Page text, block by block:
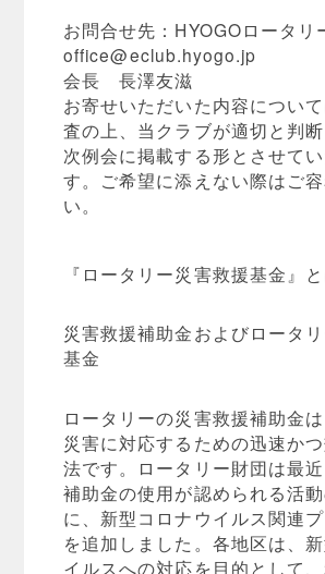
お問合せ先：HYOGOロータリ
office@eclub.hyogo.jp
会長 長澤友滋
お寄せいただいた内容につい
査の上、当クラブが適切と判断
次例会に掲載する形とさせて
す。ご希望に添えない際はご
い。
『ロータリー災害救援基金』
災害救援補助金およびロータ
基金
ロータリーの災害救援補助金
災害に対応するための迅速か
法です。ロータリー財団は最
補助金の使用が認められる活動
に、新型コロナウイルス関連
を追加しました。各地区は、
イルスへの対応を目的として